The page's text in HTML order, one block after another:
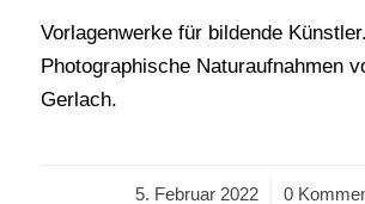
Vorlagenwerke für bildende Künstler.
Photographische Naturaufnahmen
Gerlach.
5. Februar 2022
/ 0